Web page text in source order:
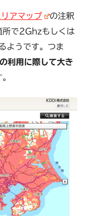
アマップ
の注釈
所で2Ghzもしくは
ようです。つま
利用に際して大き